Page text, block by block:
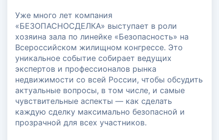
Уже много лет компания
«БЕЗОПАСНОСДЕЛКА» выступает в роли
хозяина зала по линейке «Безопасность» на
Всероссийском жилищном конгрессе. Это
уникальное событие собирает ведущих
экспертов и профессионалов рынка
недвижимости со всей России, чтобы обсудить
актуальные вопросы, в том числе, и самые
чувствительные аспекты — как сделать
каждую сделку максимально безопасной и
прозрачной для всех участников.